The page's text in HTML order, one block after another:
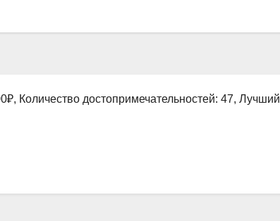
Количество достопримечательностей: 47, Лучший